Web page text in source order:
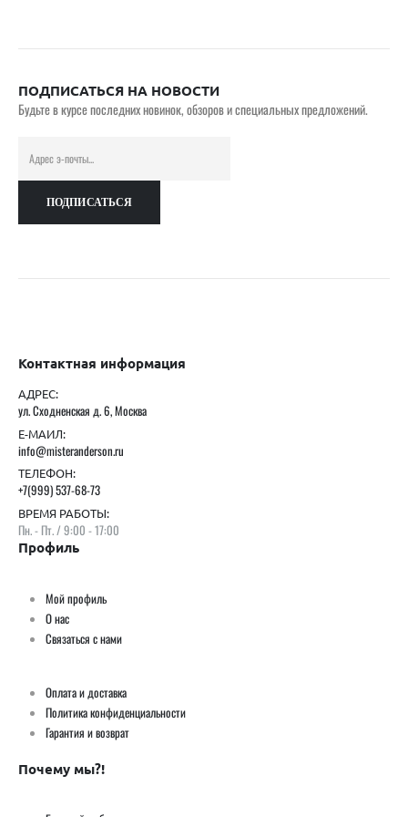
ПОДПИСАТЬСЯ НА НОВОСТИ
Будьте в курсе последних новинок, обзоров и специальных предложений.
Контактная информация
АДРЕС:
ул. Сходненская д. 6, Москва
Е-МАИЛ:
info@misteranderson.ru
ТЕЛЕФОН:
+7(999) 537-68-73
ВРЕМЯ РАБОТЫ:
Пн. - Пт. / 9:00 - 17:00
Профиль
Мой профиль
О нас
Связаться с нами
Оплата и доставка
Политика конфиденциальности
Гарантия и возврат
Почему мы?!